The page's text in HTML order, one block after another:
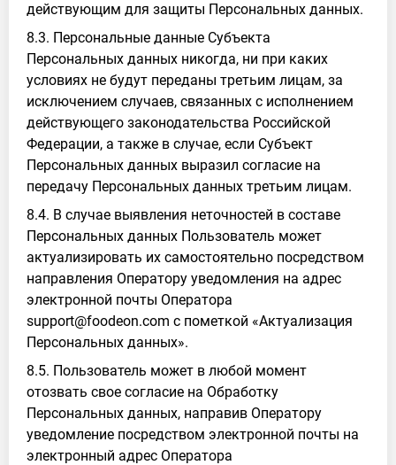
действующим для защиты Персональных данных.
8.3. Персональные данные Субъекта
Персональных данных никогда, ни при каких
условиях не будут переданы третьим лицам, за
исключением случаев, связанных с исполнением
действующего законодательства Российской
Федерации, а также в случае, если Субъект
Персональных данных выразил согласие на
передачу Персональных данных третьим лицам.
8.4. В случае выявления неточностей в составе
Персональных данных Пользователь может
актуализировать их самостоятельно посредством
направления Оператору уведомления на адрес
электронной почты Оператора
support@foodeon.com с пометкой «Актуализация
Персональных данных».
8.5. Пользователь может в любой момент
отозвать свое согласие на Обработку
Персональных данных, направив Оператору
уведомление посредством электронной почты на
электронный адрес Оператора